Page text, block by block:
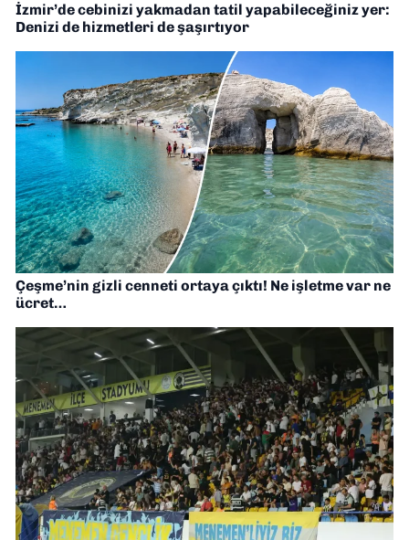
İzmir’de cebinizi yakmadan tatil yapabileceğiniz yer:
Denizi de hizmetleri de şaşırtıyor
Çeşme’nin gizli cenneti ortaya çıktı! Ne işletme var ne
ücret…